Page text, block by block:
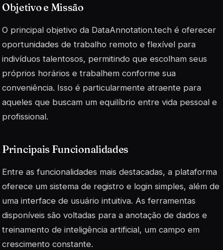
Objetivo e Missão
O principal objetivo da DataAnnotation.tech é oferecer
oportunidades de trabalho remoto e flexível para
indivíduos talentosos, permitindo que escolham seus
próprios horários e trabalhem conforme sua
conveniência. Isso é particularmente atraente para
aqueles que buscam um equilíbrio entre vida pessoal e
profissional.
Principais Funcionalidades
Entre as funcionalidades mais destacadas, a plataforma
oferece um sistema de registro e login simples, além de
uma interface de usuário intuitiva. As ferramentas
disponíveis são voltadas para a anotação de dados e
treinamento de inteligência artificial, um campo em
crescimento constante.